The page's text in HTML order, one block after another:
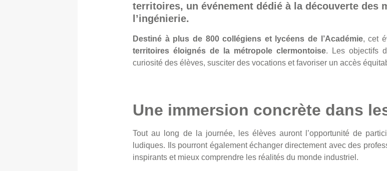
territoires, un événement dédié à la découverte des
l’ingénierie.
Destiné à plus de 800 collégiens et lycéens de l’Académie, cet
territoires éloignés de la métropole clermontoise. Les objectifs
curiosité des élèves, susciter des vocations et favoriser un accès
Une immersion concrète dans
Tout au long de la journée, les élèves auront l’opportunité de
ludiques. Ils pourront également échanger directement avec des
inspirants et mieux comprendre les réalités du monde industriel.